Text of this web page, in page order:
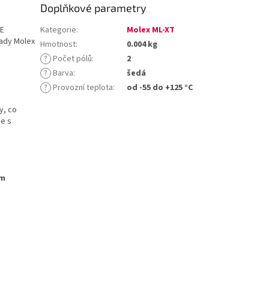
Molex
co
s
Doplňkové parametry
Kategorie:
Molex ML-XT
Hmotnost:
0.004 kg
? Počet pólů:
2
? Barva:
šedá
? Provozní teplota: od -55 do +125 °C